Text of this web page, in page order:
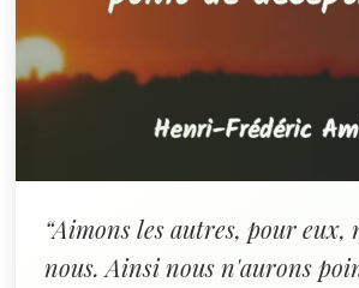
“Aimons les autres, pour eux,
nous. Ainsi nous n'aurons